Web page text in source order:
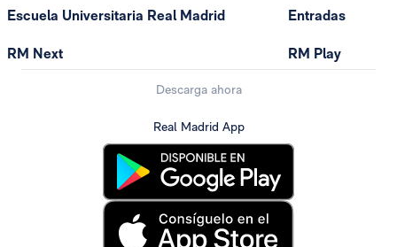
Escuela Universitaria Real Madrid
RM Next
Entradas
RM Play
Descarga ahora
Real Madrid App